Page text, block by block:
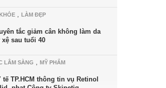
, LÀM ĐẸP
tắc giảm cân không làm da
xệ sau tuổi 40
LÂM SÀNG , MỸ PHẨM
tế TP.HCM thông tin vụ Retinol